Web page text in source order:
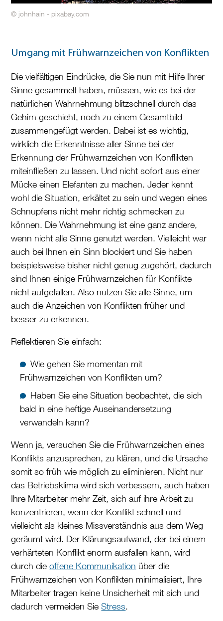
© johnhain - pixabay.com
Umgang mit Frühwarnzeichen von Konflikten
Die vielfältigen Eindrücke, die Sie nun mit Hilfe Ihrer
Sinne gesammelt haben, müssen, wie es bei der
natürlichen Wahrnehmung blitzschnell durch das
Gehirn geschieht, noch zu einem Gesamtbild
zusammengefügt werden. Dabei ist es wichtig,
wirklich die Erkenntnisse aller Sinne bei der
Erkennung der Frühwarnzeichen von Konflikten
miteinfließen zu lassen. Und nicht sofort aus einer
Mücke einen Elefanten zu machen. Jeder kennt
wohl die Situation, erkältet zu sein und wegen eines
Schnupfens nicht mehr richtig schmecken zu
können. Die Wahrnehmung ist eine ganz andere,
wenn nicht alle Sinne genutzt werden. Vielleicht war
auch bei Ihnen ein Sinn blockiert und Sie haben
beispielsweise bisher nicht genug zugehört, dadurch
sind Ihnen einige Frühwarnzeichen für Konflikte
nicht aufgefallen. Also nutzen Sie alle Sinne, um
auch die Anzeichen von Konflikten früher und
besser zu erkennen.
Reflektieren Sie einfach:
Wie gehen Sie momentan mit
Frühwarnzeichen von Konflikten um?
Haben Sie eine Situation beobachtet, die sich
bald in eine heftige Auseinandersetzung
verwandeln kann?
Wenn ja, versuchen Sie die Frühwarnzeichen eines
Konflikts anzusprechen, zu klären, und die Ursache
somit so früh wie möglich zu eliminieren. Nicht nur
das Betriebsklima wird sich verbessern, auch haben
Ihre Mitarbeiter mehr Zeit, sich auf ihre Arbeit zu
konzentrieren, wenn der Konflikt schnell und
vielleicht als kleines Missverständnis aus dem Weg
geräumt wird. Der Klärungsaufwand, der bei einem
verhärteten Konflikt enorm ausfallen kann, wird
durch dieoffene Kommunikation über die
Frühwarnzeichen von Konflikten minimalisiert, Ihre
Mitarbeiter tragen keine Unsicherheit mit sich und
dadurch vermeiden SieStress.